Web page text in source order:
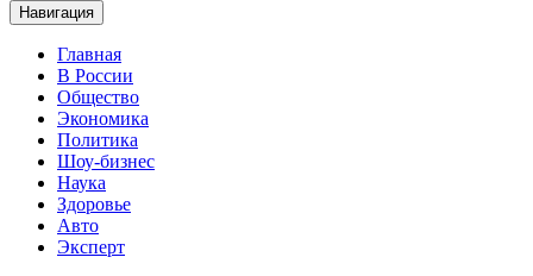
Навигация
Главная
В России
Общество
Экономика
Политика
Шоу-бизнес
Наука
Здоровье
Авто
Эксперт